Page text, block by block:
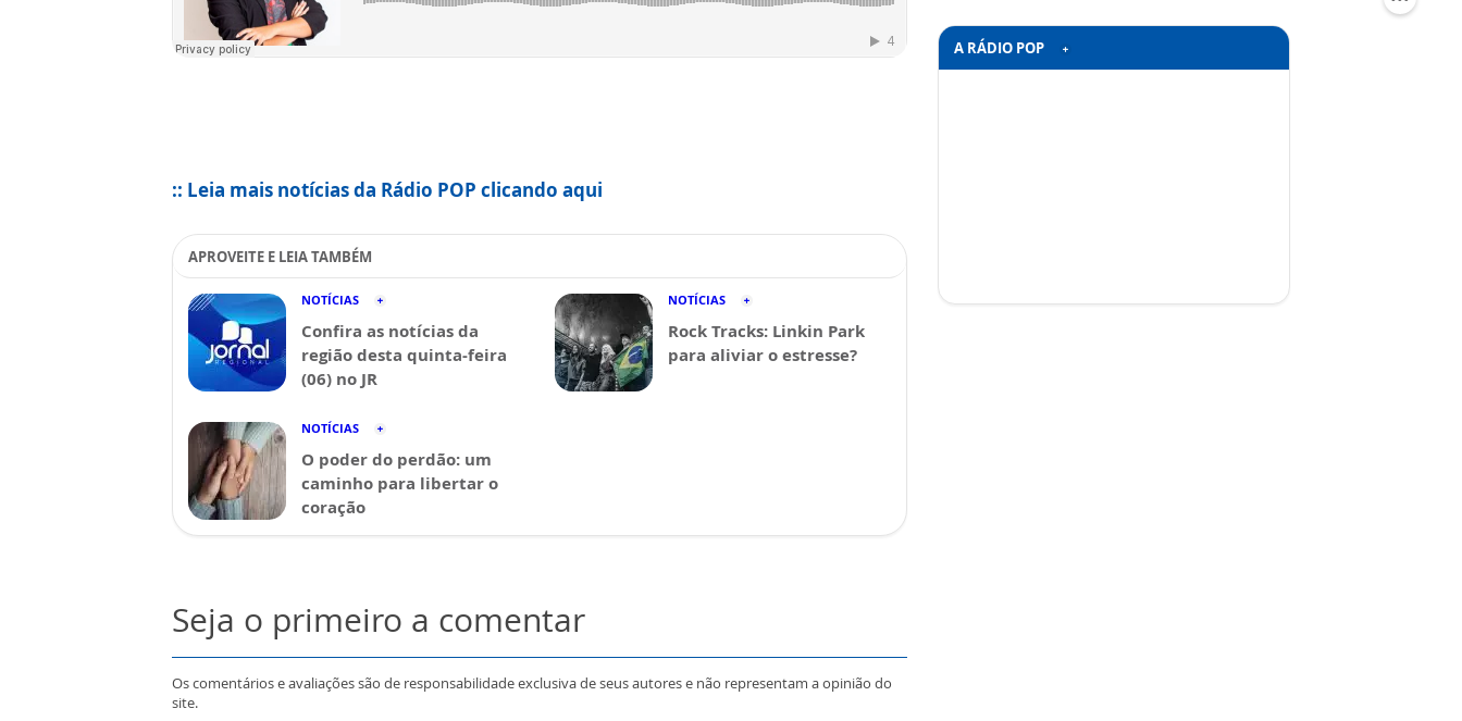
:: Leia mais notícias da Rádio POP clicando aqui
APROVEITE E LEIA TAMBÉM
NOTÍCIAS
Confira as notícias da
região desta quinta-feira
(06) no JR
NOTÍCIAS
Rock Tracks: Linkin Park
para aliviar o estresse?
NOTÍCIAS
O poder do perdão: um
caminho para libertar o
coração
Seja o primeiro a comentar
Os comentários e avaliações são de responsabilidade exclusiva de seus autores e não representam a opinião do
site.
A RÁDIO POP